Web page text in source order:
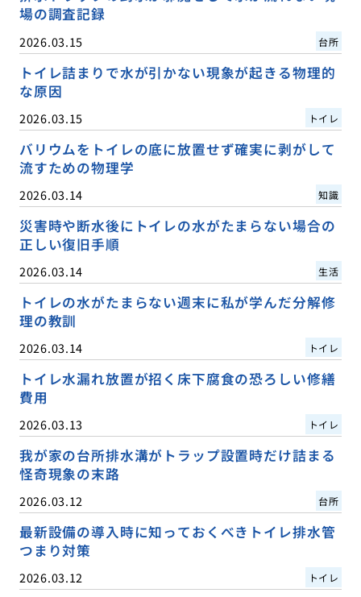
場の調査記録
2026.03.15 台所
トイレ詰まりで水が引かない現象が起きる物理的
な原因
2026.03.15 トイレ
バリウムをトイレの底に放置せず確実に剥がして
流すための物理学
2026.03.14 知識
災害時や断水後にトイレの水がたまらない場合の
正しい復旧手順
2026.03.14 生活
トイレの水がたまらない週末に私が学んだ分解修
理の教訓
2026.03.14 トイレ
トイレ水漏れ放置が招く床下腐食の恐ろしい修繕
費用
2026.03.13 トイレ
我が家の台所排水溝がトラップ設置時だけ詰まる
怪奇現象の末路
2026.03.12 台所
最新設備の導入時に知っておくべきトイレ排水管
つまり対策
2026.03.12 トイレ